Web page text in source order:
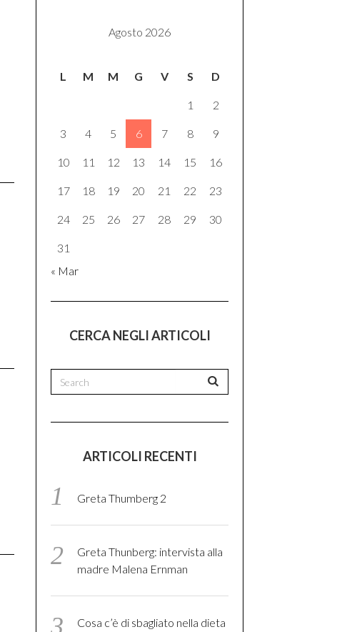
Agosto 2026
L M M G V S D
1 2
3 4 5 6 7 8 9
10 11 12 13 14 15 16
17 18 19 20 21 22 23
24 25 26 27 28 29 30
31
« Mar
CERCA NEGLI ARTICOLI
ARTICOLI RECENTI
Greta Thumberg 2
Greta Thunberg: intervista alla
madre Malena Ernman
Cosa c’è di sbagliato nella dieta